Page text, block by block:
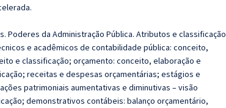
Poderes da Administração Pública. Atributos e classificação
e acadêmicos de contabilidade pública: conceito,
e classificação; orçamento: conceito, elaboração e
receitas e despesas orçamentárias; estágios e
patrimoniais aumentativas e diminutivas – visão
demonstrativos contábeis: balanço orçamentário,